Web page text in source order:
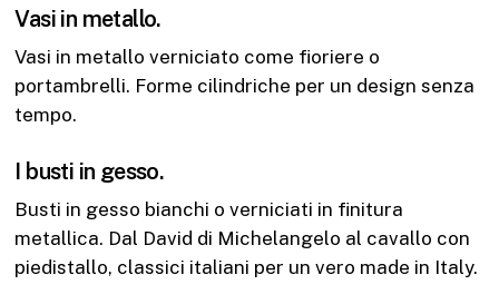
Vasi in metallo.
Vasi in metallo verniciato come fioriere o
portambrelli. Forme cilindriche per un design senza
tempo.
I busti in gesso.
Busti in gesso bianchi o verniciati in finitura
metallica. Dal David di Michelangelo al cavallo con
piedistallo, classici italiani per un vero made in Italy.